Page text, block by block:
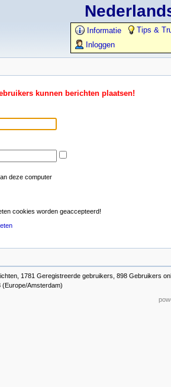
Informatie
Tips &
Inloggen
kunnen berichten plaatsen!
deze computer
cookies worden geaccepteerd!
1781 Geregistreerde gebruikers, 898 Gebruikers
(Europe/Amsterdam)